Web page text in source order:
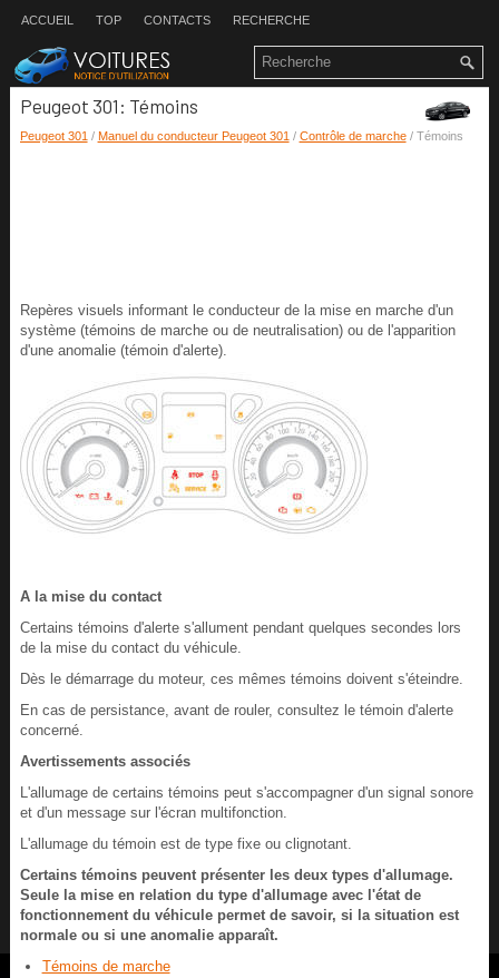
ACCUEIL TOP CONTACTS RECHERCHE
Peugeot 301: Témoins
Peugeot 301 / Manuel du conducteur Peugeot 301 / Contrôle de marche/ Témoins
Repères visuels informant le conducteur de la mise en marche d'un
système (témoins de marche ou de neutralisation) ou de l'apparition
d'une anomalie (témoin d'alerte).
A la mise du contact
Certains témoins d'alerte s'allument pendant quelques secondes lors
de la mise du contact du véhicule.
Dès le démarrage du moteur, ces mêmes témoins doivent s'éteindre.
En cas de persistance, avant de rouler, consultez le témoin d'alerte
concerné.
Avertissements associés
L'allumage de certains témoins peut s'accompagner d'un signal sonore
et d'un message sur l'écran multifonction.
L'allumage du témoin est de type fixe ou clignotant.
Certains témoins peuvent présenter les deux types d'allumage.
Seule la mise en relation du type d'allumage avec l'état de
fonctionnement du véhicule permet de savoir, si la situation est
normale ou si une anomalie apparaît.
Témoins de marche